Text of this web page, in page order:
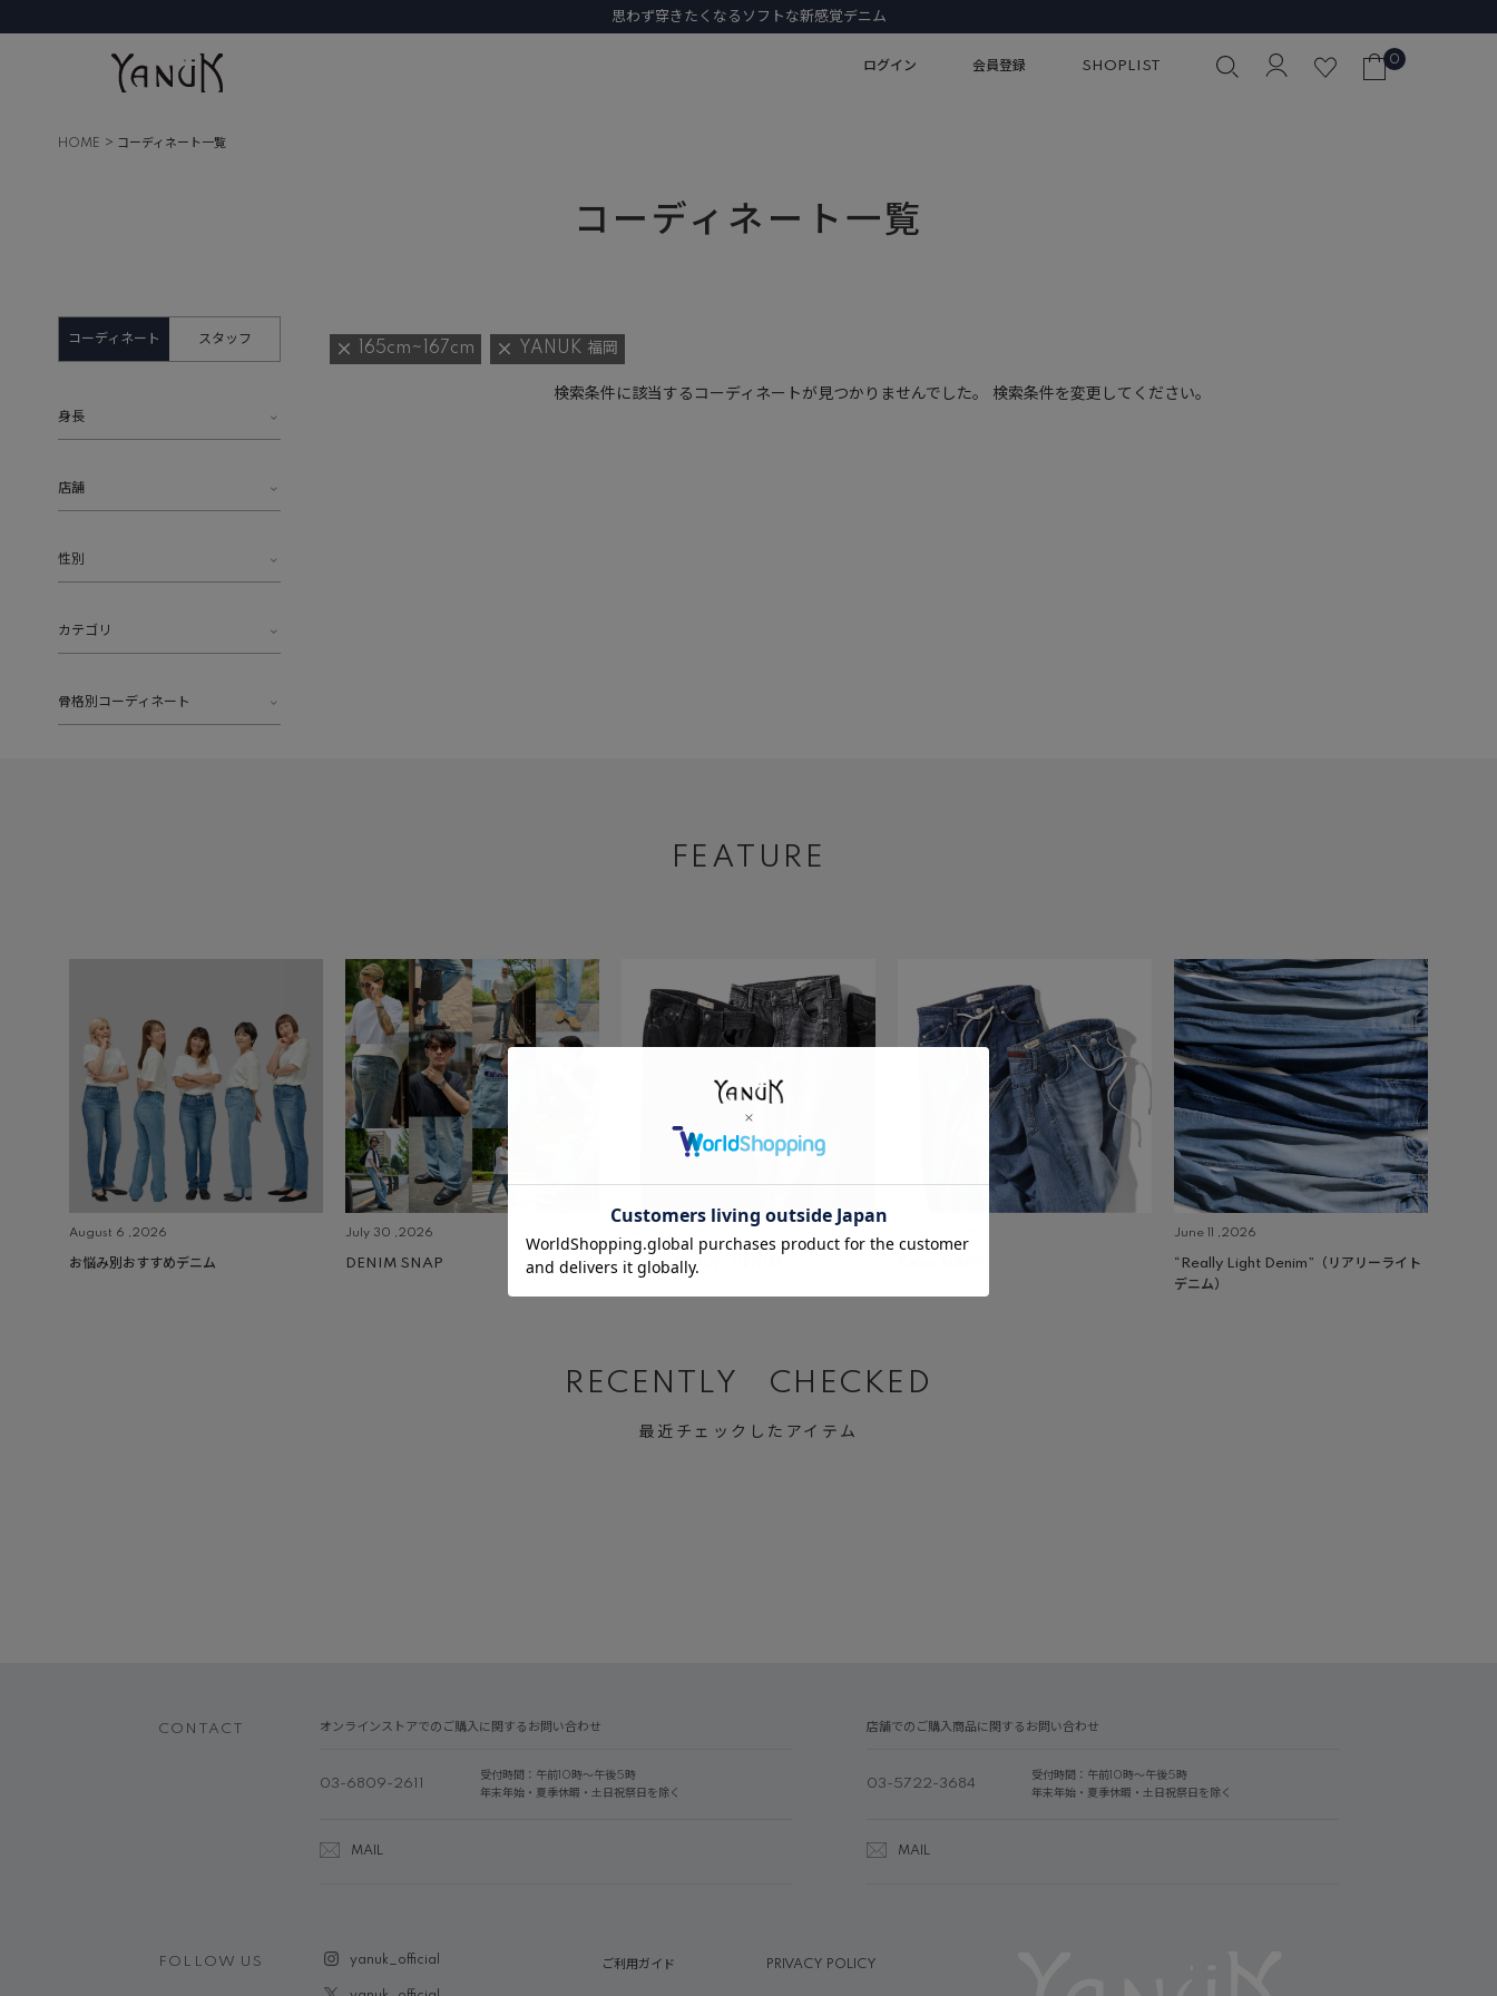
思わず穿きたくなるソフトな新感覚デニム
ログイン 会員登録 SHOPLIST 0
HOME コーディネート一覧
コーディネート一覧
コーディネート スタッフ
身長
店舗
性別
カテゴリ
骨格別コーディネート
165cm~167cm YANUK 福岡
検索条件に該当するコーディネートが見つかりませんでした。 検索条件を変更してください。
FEATURE
August 6 ,2026
お悩み別おすすめデニム
July 30 ,2026
DENIM SNAP BLACK&GRAY DENIM
June 11 ,2026
“Really Light Denim”（リアリーライト
デニム）
RECENTLY CHECKED
最近チェックしたアイテム
CONTACT オンラインストアでのご購入に関するお問い合わせ
03-6809-2611
受付時間：午前10時～午後5時
年末年始・夏季休暇・土日祝祭日を除く
MAIL
店舗でのご購入商品に関するお問い合わせ
03-5722-3684
受付時間：午前10時～午後5時
年末年始・夏季休暇・土日祝祭日を除く
MAIL
FOLLOW US yanuk_official ご利用ガイド PRIVACY POLICY